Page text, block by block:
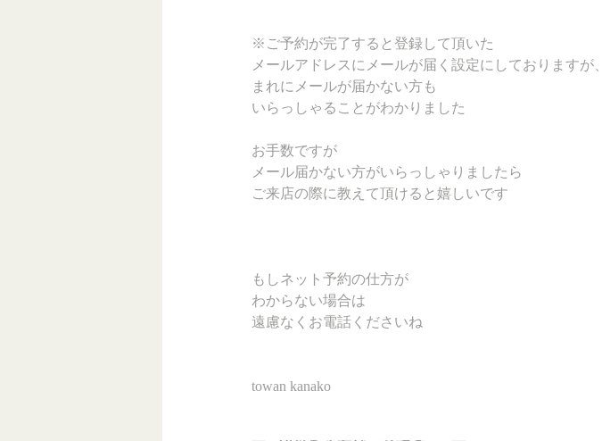
※ご予約が完了すると登録して頂いた
メールアドレスにメールが届く設定にしておりますが、
まれにメールが届かない方も
いらっしゃることがわかりました
お手数ですが
メール届かない方がいらっしゃりましたら
ご来店の際に教えて頂けると嬉しいです
もしネット予約の仕方が
わからない場合は
遠慮なくお電話くださいね
towan kanako